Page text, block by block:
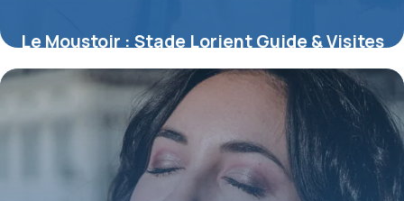
Le Moustoir : Stade Lorient Guide & Visites
7 juillet 2026